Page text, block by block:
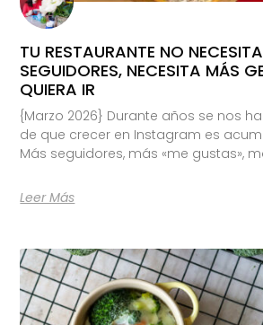
TU RESTAURANTE NO
SEGUIDORES, NECESITA MÁS
QUIERA IR
{Marzo 2026} Durante años se nos
de que crecer en Instagram es
Más seguidores, más «me gustas»,
Leer Más